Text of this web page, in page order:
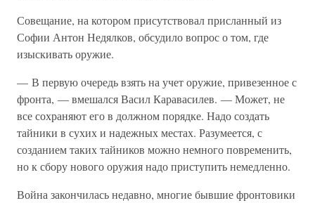
Совещание, на котором присутствовал присланный из
Софии Антон Недялков, обсудило вопрос о том, где
изыскивать оружие.
— В первую очередь взять на учет оружие, привезенное с
фронта, — вмешался Васил Каравасилев. — Может, не
все сохраняют его в должном порядке. Надо создать
тайники в сухих и надежных местах. Разумеется, с
созданием таких тайников можно немного повременить,
но к сбору нового оружия надо приступить немедленно.
Война закончилась недавно, многие бывшие фронтовики